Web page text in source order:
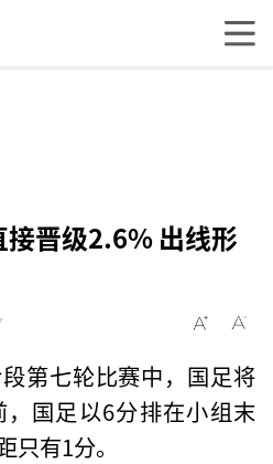
晋级2.6% 出线形
第七轮比赛中，国足将
国足以6分排在小组末
只有1分。